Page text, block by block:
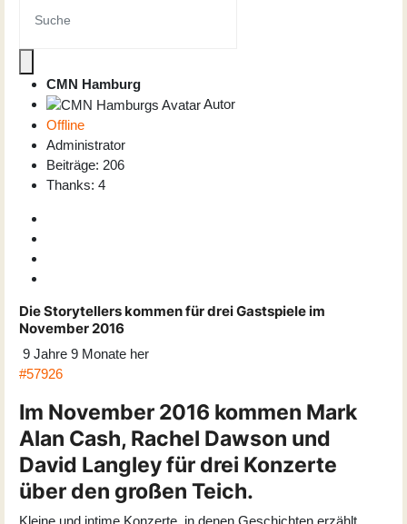
CMN Hamburg
Autor
Offline
Administrator
Beiträge: 206
Thanks: 4
Die Storytellers kommen für drei Gastspiele im
November 2016
9 Jahre 9 Monate her
#57926
Im November 2016 kommen Mark
Alan Cash, Rachel Dawson und
David Langley für drei Konzerte
über den großen Teich.
Kleine und intime Konzerte, in denen Geschichten erzählt